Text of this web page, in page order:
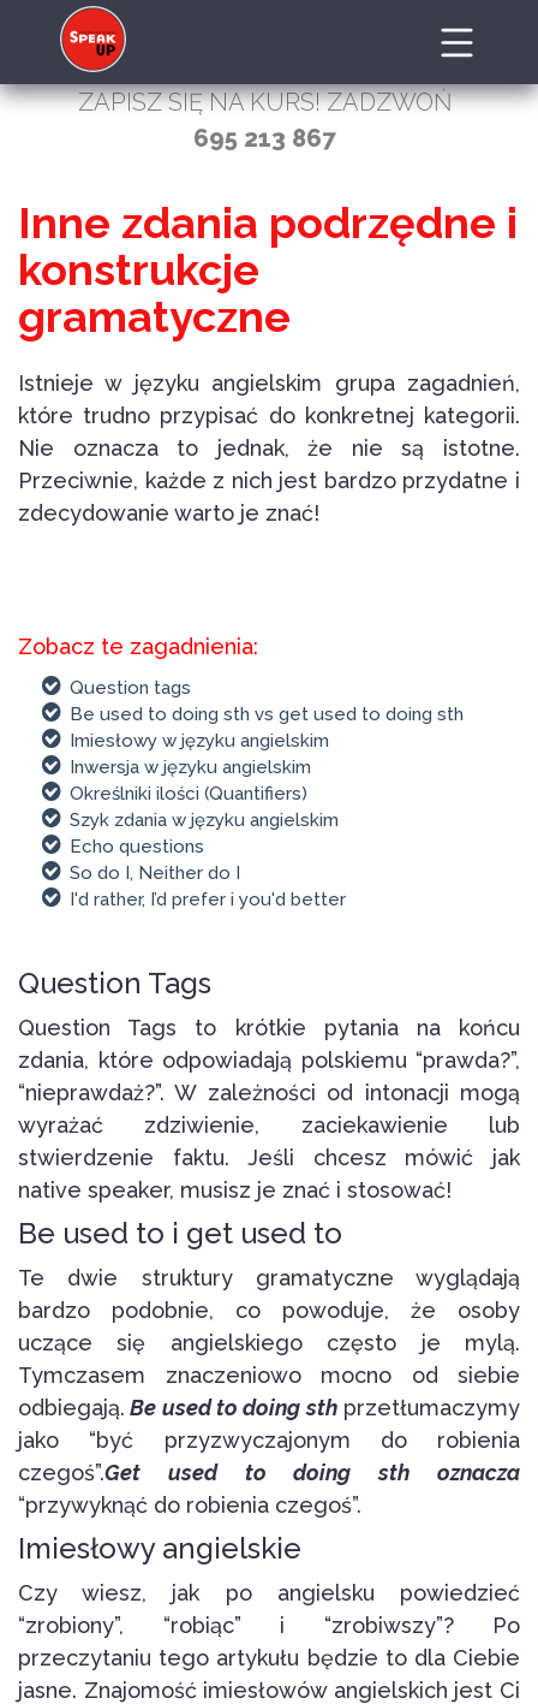
ZAPISZ SIĘ NA KURS! ZADZWOŃ
695 213 867
Inne zdania podrzędne i
konstrukcje
gramatyczne
Istnieje w języku angielskim grupa zagadnień,
które trudno przypisać do konkretnej kategorii.
Nie oznacza to jednak, że nie są istotne.
Przeciwnie, każde z nich jest bardzo przydatne i
zdecydowanie warto je znać!
Zobacz te zagadnienia:
Question tags
Be used to doing sth vs get used to doing sth
Imiesłowy w języku angielskim
Inwersja w języku angielskim
Określniki ilości (Quantifiers)
Szyk zdania w języku angielskim
Echo questions
So do I, Neither do I
I'd rather, I’d prefer i you'd better
Question Tags
Question Tags to krótkie pytania na końcu
zdania, które odpowiadają polskiemu “prawda?”,
“nieprawdaż?”. W zależności od intonacji mogą
wyrażać zdziwienie, zaciekawienie lub
stwierdzenie faktu. Jeśli chcesz mówić jak
native speaker, musisz je znać i stosować!
Be used to i get used to
Te dwie struktury gramatyczne wyglądają
bardzo podobnie, co powoduje, że osoby
uczące się angielskiego często je mylą.
Tymczasem znaczeniowo mocno od siebie
odbiegają. Be used to doing sthprzetłumaczymy
jako “być przyzwyczajonym do robienia
czegoś”.Get used to doing sth oznacza
“przywyknąć do robienia czegoś”.
Imiesłowy angielskie
Czy wiesz, jak po angielsku powiedzieć
“zrobiony”, “robiąc” i “zrobiwszy”? Po
przeczytaniu tego artykułu będzie to dla Ciebie
jasne. Znajomość imiesłowów angielskich jest Ci